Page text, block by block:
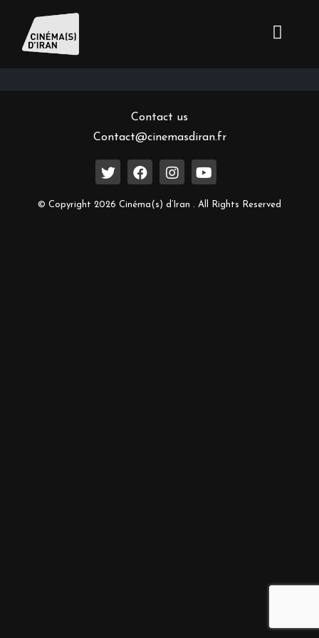
Inscrivez-vous à notre newsletter
Contact us
Contact@cinemasdiran.fr
© Copyright 2026 Cinéma(s) d’Iran . All Rights Reserved